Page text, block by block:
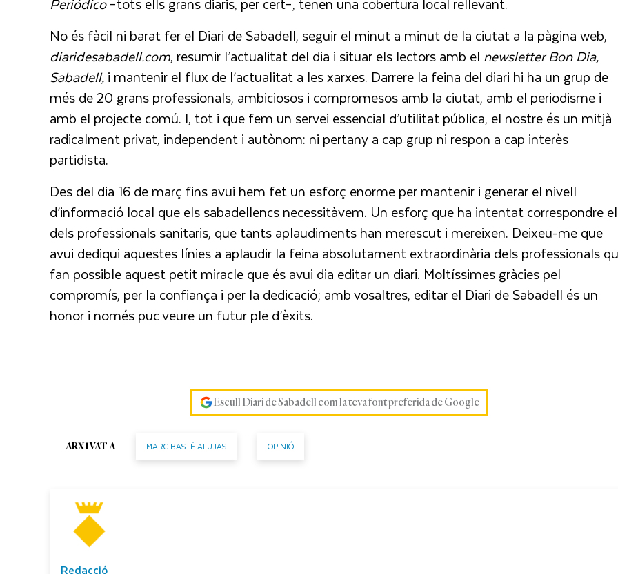
No és fàcil ni barat fer el Diari de Sabadell, seguir el minut a minut de la ciutat a la pàgina web,
diaridesabadell.com, resumir l’actualitat del dia i situar els lectors amb el newsletter Bon Dia,
Sabadell,i mantenir el flux de l’actualitat a les xarxes. Darrere la feina del diari hi ha un grup de
més de 20 grans professionals, ambiciosos i compromesos amb la ciutat, amb el periodisme i
amb el projecte comú. I, tot i que fem un servei essencial d’utilitat pública, el nostre és un mitjà
radicalment privat, independent i autònom: ni pertany a cap grup ni respon a cap interès
partidista.
Des del dia 16 de març fins avui hem fet un esforç enorme per mantenir i generar el nivell
d’informació local que els sabadellencs necessitàvem. Un esforç que ha intentat correspondre el
dels professionals sanitaris, que tants aplaudiments han merescut i mereixen. Deixeu-me que
avui dediqui aquestes línies a aplaudir la feina absolutament extraordinària dels professionals
fan possible aquest petit miracle que és avui dia editar un diari. Moltíssimes gràcies pel
compromís, per la confiança i per la dedicació; amb vosaltres, editar el Diari de Sabadell és un
honor i només puc veure un futur ple d’èxits.
Escull Diari de Sabadell com la teva font preferida de Google
ARXIVAT A MARC BASTÉ ALUJAS OPINIÓ
Redacció